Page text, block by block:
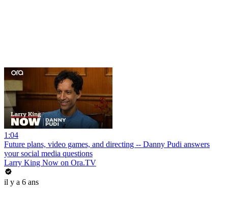
1:04
Future plans, video games, and directing -- Danny Pudi answers
your social media questions
Larry King Now on Ora.TV
il y a 6 ans